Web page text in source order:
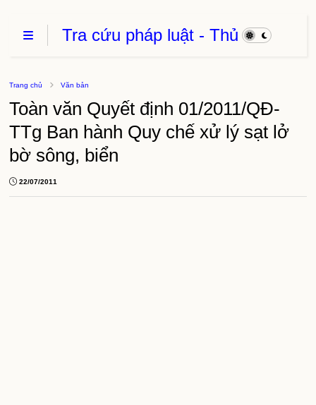
Tra cứu pháp luật - Thủ
thuật phần mềm
Trang chủ Văn bản
Toàn văn Quyết định 01/2011/QĐ-
TTg Ban hành Quy chế xử lý sạt lở
bờ sông, biển
22/07/2011